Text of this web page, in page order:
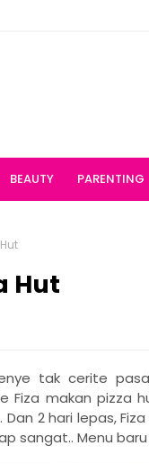
BEAUTY PARENTING
Hut
tak cerite
Fiza makan pizza
2 hari lepas,
sangat.. Menu